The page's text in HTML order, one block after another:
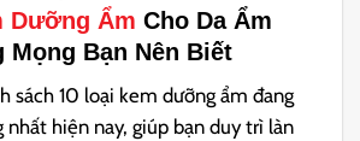
Dưỡng Ẩm Cho Da Ẩm
Mọng Bạn Nên Biết
sách 10 loại kem dưỡng ẩm đang
nhất hiện nay, giúp bạn duy trì làn